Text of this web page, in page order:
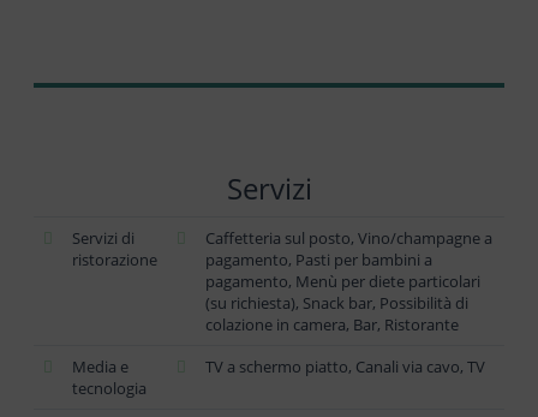
Servizi
Servizi di
ristorazione
Caffetteria sul posto, Vino/champagne a
pagamento, Pasti per bambini a
pagamento, Menù per diete particolari
(su richiesta), Snack bar, Possibilità di
colazione in camera, Bar, Ristorante
Media e
tecnologia
TV a schermo piatto, Canali via cavo, TV